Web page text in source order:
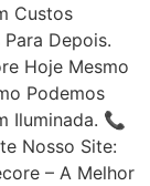
Custos
Depois.
Hoje Mesmo
Podemos
Iluminada. 📞
Nosso Site:
– A Melhor